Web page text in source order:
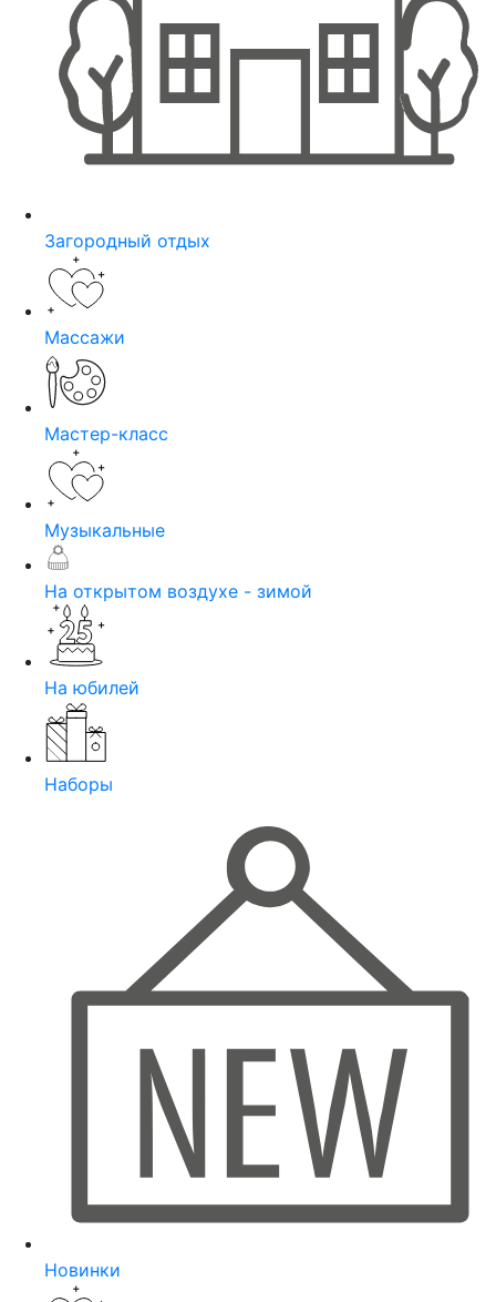
Загородный отдых
Массажи
Мастер-класс
Музыкальные
На открытом воздухе - зимой
На юбилей
Наборы
Новинки